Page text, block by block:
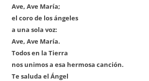
Ave, Ave María;
el coro de los ángeles
a una sola voz:
Ave, Ave María.
Todos en la Tierra
nos unimos a esa hermosa canción.
Te saluda el Ángel